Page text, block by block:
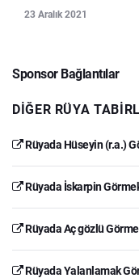
23 Aralık 2021
Sponsor Bağlantılar
DIĞER RÜYA
Rüyada Hüseyin (r.a.)
Rüyada İskarpin
Rüyada Aç gözlü
Rüyada Yalanlamak